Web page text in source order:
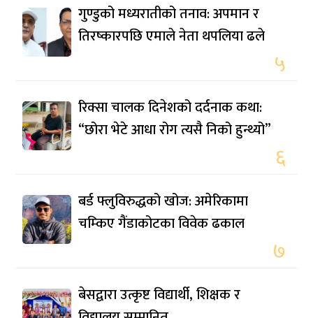
गुण्डुको मध्यरातीको तनाव: अपमान र
तिरष्कारपछि एमाले नेता थपलिया ढले
५
रिक्सा चालक दिनेशको दर्दनाक कथा:
“छोरा भेटे आधा रोग त्यसै निको हुन्थ्यो”
६
बर्ड फ्लुविरुद्धको खोज: अमेरिकामा
चम्किए गैंडाकोटका विवेक ढकाल
७
बेसद्वारा उत्कृष्ट विद्यार्थी, शिक्षक र